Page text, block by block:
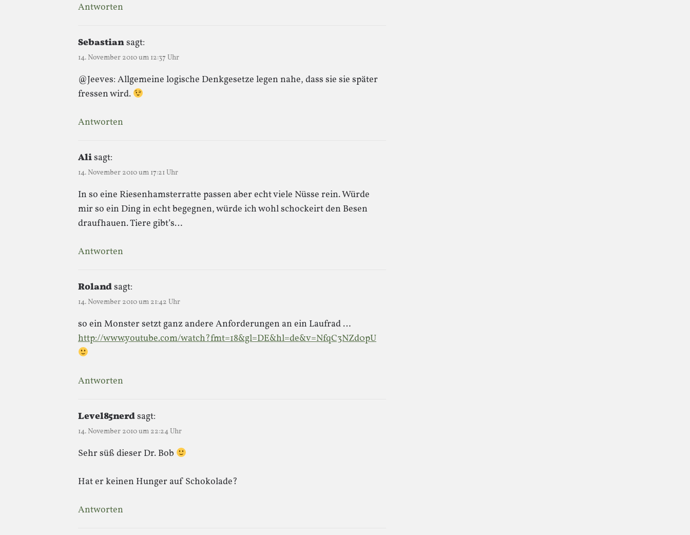
Antworten
Sebastiansagt:
14. November 2010 um 12:37 Uhr
@Jeeves: Allgemeine logische Denkgesetze legen nahe, dass sie sie später
fressen wird.
Antworten
Alisagt:
14. November 2010 um 17:21 Uhr
In so eine Riesenhamsterratte passen aber echt viele Nüsse rein. Würde
mir so ein Ding in echt begegnen, würde ich wohl schockeirt den Besen
draufhauen. Tiere gibt’s…
Antworten
Rolandsagt:
14. November 2010 um 21:42 Uhr
so ein Monster setzt ganz andere Anforderungen an ein Laufrad …
http://www.youtube.com/watch?fmt=18&gl=DE&hl=de&v=NfqC3NZd0pU
Antworten
Level85nerdsagt:
14. November 2010 um 22:24 Uhr
Sehr süß dieser Dr. Bob
Hat er keinen Hunger auf Schokolade?
Antworten